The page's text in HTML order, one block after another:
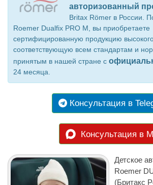
авторизованный
Britax Römer в России.
Roemer Dualfix PRO M, вы приобретаете
сертифицированную продукцию
соответствующую всем стандартам и
принятым в нашей стране с
24 месяца.
Консультация в
Консультация в
Детское
Roemer
(Бритакс